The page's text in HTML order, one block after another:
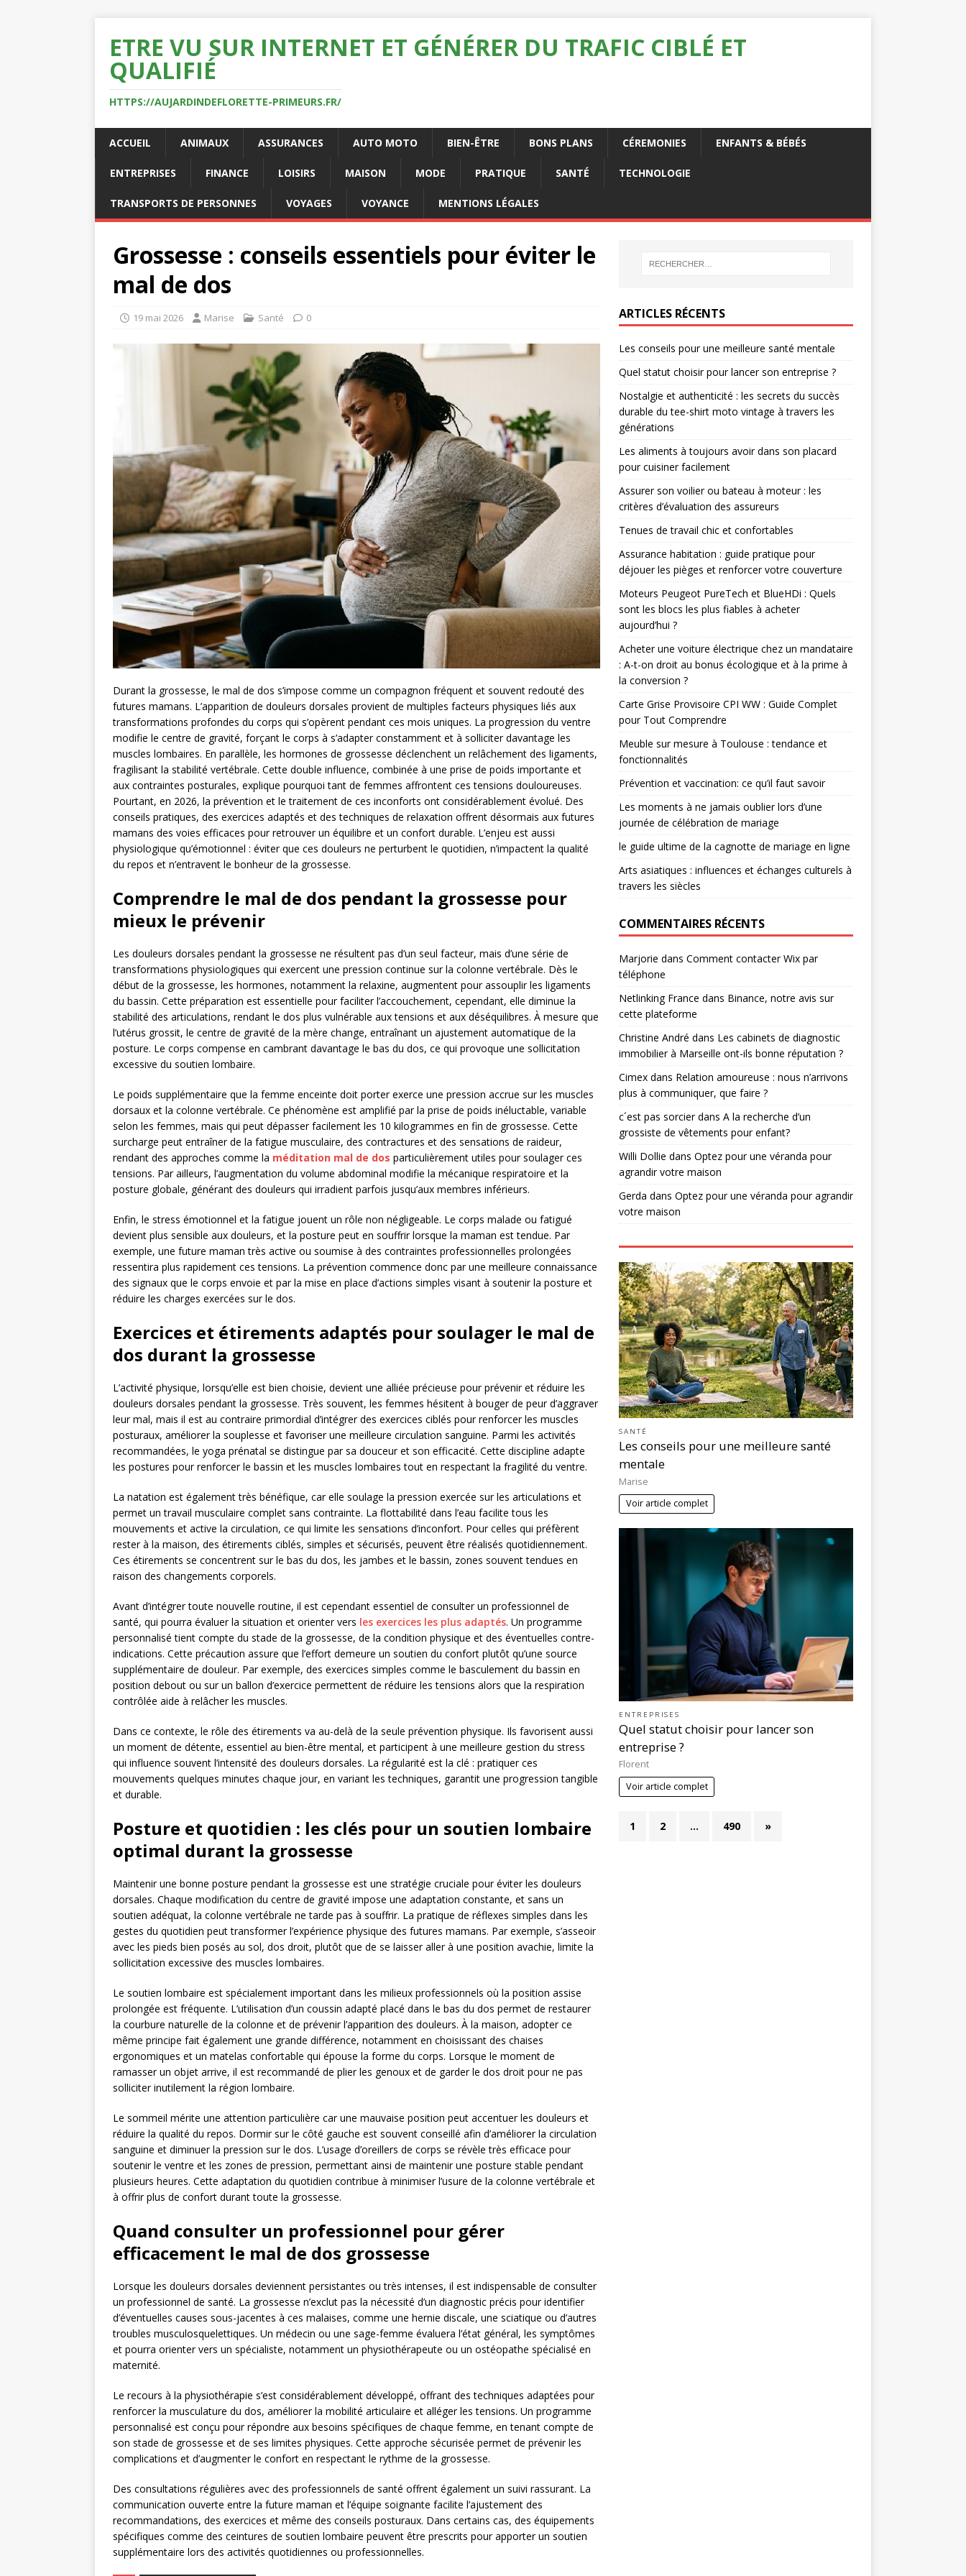
ETRE VU SUR INTERNET ET GÉNÉRER DU TRAFIC CIBLÉ ET
QUALIFIÉ
HTTPS://AUJARDINDEFLORETTE-PRIMEURS.FR/
ACCUEIL ANIMAUX ASSURANCES AUTO MOTO BIEN-ÊTRE BONS PLANS CÉREMONIES ENFANTS & BÉBÉS
ENTREPRISES FINANCE LOISIRS MAISON MODE PRATIQUE SANTÉ TECHNOLOGIE
TRANSPORTS DE PERSONNES VOYAGES VOYANCE MENTIONS LÉGALES
Grossesse : conseils essentiels pour éviter le
mal de dos
19 mai 2026 Marise Santé 0
Durant la grossesse, le mal de dos s’impose comme un compagnon fréquent et souvent redouté des
futures mamans. L’apparition de douleurs dorsales provient de multiples facteurs physiques liés aux
transformations profondes du corps qui s’opèrent pendant ces mois uniques. La progression du ventre
modifie le centre de gravité, forçant le corps à s’adapter constamment et à solliciter davantage les
muscles lombaires. En parallèle, les hormones de grossesse déclenchent un relâchement des ligaments,
fragilisant la stabilité vertébrale. Cette double influence, combinée à une prise de poids importante et
aux contraintes posturales, explique pourquoi tant de femmes affrontent ces tensions douloureuses.
Pourtant, en 2026, la prévention et le traitement de ces inconforts ont considérablement évolué. Des
conseils pratiques, des exercices adaptés et des techniques de relaxation offrent désormais aux futures
mamans des voies efficaces pour retrouver un équilibre et un confort durable. L’enjeu est aussi
physiologique qu’émotionnel : éviter que ces douleurs ne perturbent le quotidien, n’impactent la qualité
du repos et n’entravent le bonheur de la grossesse.
Comprendre le mal de dos pendant la grossesse pour
mieux le prévenir
Les douleurs dorsales pendant la grossesse ne résultent pas d’un seul facteur, mais d’une série de
transformations physiologiques qui exercent une pression continue sur la colonne vertébrale. Dès le
début de la grossesse, les hormones, notamment la relaxine, augmentent pour assouplir les ligaments
du bassin. Cette préparation est essentielle pour faciliter l’accouchement, cependant, elle diminue la
stabilité des articulations, rendant le dos plus vulnérable aux tensions et aux déséquilibres. À mesure que
l’utérus grossit, le centre de gravité de la mère change, entraînant un ajustement automatique de la
posture. Le corps compense en cambrant davantage le bas du dos, ce qui provoque une sollicitation
excessive du soutien lombaire.
Le poids supplémentaire que la femme enceinte doit porter exerce une pression accrue sur les muscles
dorsaux et la colonne vertébrale. Ce phénomène est amplifié par la prise de poids inéluctable, variable
selon les femmes, mais qui peut dépasser facilement les 10 kilogrammes en fin de grossesse. Cette
surcharge peut entraîner de la fatigue musculaire, des contractures et des sensations de raideur,
rendant des approches comme la méditation mal de dos particulièrement utiles pour soulager ces
tensions. Par ailleurs, l’augmentation du volume abdominal modifie la mécanique respiratoire et la
posture globale, générant des douleurs qui irradient parfois jusqu’aux membres inférieurs.
Enfin, le stress émotionnel et la fatigue jouent un rôle non négligeable. Le corps malade ou fatigué
devient plus sensible aux douleurs, et la posture peut en souffrir lorsque la maman est tendue. Par
exemple, une future maman très active ou soumise à des contraintes professionnelles prolongées
ressentira plus rapidement ces tensions. La prévention commence donc par une meilleure connaissance
des signaux que le corps envoie et par la mise en place d’actions simples visant à soutenir la posture et
réduire les charges exercées sur le dos.
Exercices et étirements adaptés pour soulager le mal de
dos durant la grossesse
L’activité physique, lorsqu’elle est bien choisie, devient une alliée précieuse pour prévenir et réduire les
douleurs dorsales pendant la grossesse. Très souvent, les femmes hésitent à bouger de peur d’aggraver
leur mal, mais il est au contraire primordial d’intégrer des exercices ciblés pour renforcer les muscles
posturaux, améliorer la souplesse et favoriser une meilleure circulation sanguine. Parmi les activités
recommandées, le yoga prénatal se distingue par sa douceur et son efficacité. Cette discipline adapte
les postures pour renforcer le bassin et les muscles lombaires tout en respectant la fragilité du ventre.
La natation est également très bénéfique, car elle soulage la pression exercée sur les articulations et
permet un travail musculaire complet sans contrainte. La flottabilité dans l’eau facilite tous les
mouvements et active la circulation, ce qui limite les sensations d’inconfort. Pour celles qui préfèrent
rester à la maison, des étirements ciblés, simples et sécurisés, peuvent être réalisés quotidiennement.
Ces étirements se concentrent sur le bas du dos, les jambes et le bassin, zones souvent tendues en
raison des changements corporels.
Avant d’intégrer toute nouvelle routine, il est cependant essentiel de consulter un professionnel de
santé, qui pourra évaluer la situation et orienter vers les exercices les plus adaptés. Un programme
personnalisé tient compte du stade de la grossesse, de la condition physique et des éventuelles contre-
indications. Cette précaution assure que l’effort demeure un soutien du confort plutôt qu’une source
supplémentaire de douleur. Par exemple, des exercices simples comme le basculement du bassin en
position debout ou sur un ballon d’exercice permettent de réduire les tensions alors que la respiration
contrôlée aide à relâcher les muscles.
Dans ce contexte, le rôle des étirements va au-delà de la seule prévention physique. Ils favorisent aussi
un moment de détente, essentiel au bien-être mental, et participent à une meilleure gestion du stress
qui influence souvent l’intensité des douleurs dorsales. La régularité est la clé : pratiquer ces
mouvements quelques minutes chaque jour, en variant les techniques, garantit une progression tangible
et durable.
Posture et quotidien : les clés pour un soutien lombaire
optimal durant la grossesse
Maintenir une bonne posture pendant la grossesse est une stratégie cruciale pour éviter les douleurs
dorsales. Chaque modification du centre de gravité impose une adaptation constante, et sans un
soutien adéquat, la colonne vertébrale ne tarde pas à souffrir. La pratique de réflexes simples dans les
gestes du quotidien peut transformer l’expérience physique des futures mamans. Par exemple, s’asseoir
avec les pieds bien posés au sol, dos droit, plutôt que de se laisser aller à une position avachie, limite la
sollicitation excessive des muscles lombaires.
Le soutien lombaire est spécialement important dans les milieux professionnels où la position assise
prolongée est fréquente. L’utilisation d’un coussin adapté placé dans le bas du dos permet de restaurer
la courbure naturelle de la colonne et de prévenir l’apparition des douleurs. À la maison, adopter ce
même principe fait également une grande différence, notamment en choisissant des chaises
ergonomiques et un matelas confortable qui épouse la forme du corps. Lorsque le moment de
ramasser un objet arrive, il est recommandé de plier les genoux et de garder le dos droit pour ne pas
solliciter inutilement la région lombaire.
Le sommeil mérite une attention particulière car une mauvaise position peut accentuer les douleurs et
réduire la qualité du repos. Dormir sur le côté gauche est souvent conseillé afin d’améliorer la circulation
sanguine et diminuer la pression sur le dos. L’usage d’oreillers de corps se révèle très efficace pour
soutenir le ventre et les zones de pression, permettant ainsi de maintenir une posture stable pendant
plusieurs heures. Cette adaptation du quotidien contribue à minimiser l’usure de la colonne vertébrale et
à offrir plus de confort durant toute la grossesse.
Quand consulter un professionnel pour gérer
efficacement le mal de dos grossesse
Lorsque les douleurs dorsales deviennent persistantes ou très intenses, il est indispensable de consulter
un professionnel de santé. La grossesse n’exclut pas la nécessité d’un diagnostic précis pour identifier
d’éventuelles causes sous-jacentes à ces malaises, comme une hernie discale, une sciatique ou d’autres
troubles musculosquelettiques. Un médecin ou une sage-femme évaluera l’état général, les symptômes
et pourra orienter vers un spécialiste, notamment un physiothérapeute ou un ostéopathe spécialisé en
maternité.
Le recours à la physiothérapie s’est considérablement développé, offrant des techniques adaptées pour
renforcer la musculature du dos, améliorer la mobilité articulaire et alléger les tensions. Un programme
personnalisé est conçu pour répondre aux besoins spécifiques de chaque femme, en tenant compte de
son stade de grossesse et de ses limites physiques. Cette approche sécurisée permet de prévenir les
complications et d’augmenter le confort en respectant le rythme de la grossesse.
Des consultations régulières avec des professionnels de santé offrent également un suivi rassurant. La
communication ouverte entre la future maman et l’équipe soignante facilite l’ajustement des
recommandations, des exercices et même des conseils posturaux. Dans certains cas, des équipements
spécifiques comme des ceintures de soutien lombaire peuvent être prescrits pour apporter un soutien
supplémentaire lors des activités quotidiennes ou professionnelles.
ARTICLES RÉCENTS
Les conseils pour une meilleure santé mentale
Quel statut choisir pour lancer son entreprise ?
Nostalgie et authenticité : les secrets du succès
durable du tee-shirt moto vintage à travers les
générations
Les aliments à toujours avoir dans son placard
pour cuisiner facilement
Assurer son voilier ou bateau à moteur : les
critères d’évaluation des assureurs
Tenues de travail chic et confortables
Assurance habitation : guide pratique pour
déjouer les pièges et renforcer votre couverture
Moteurs Peugeot PureTech et BlueHDi : Quels
sont les blocs les plus fiables à acheter
aujourd’hui ?
Acheter une voiture électrique chez un mandataire
: A-t-on droit au bonus écologique et à la prime à
la conversion ?
Carte Grise Provisoire CPI WW : Guide Complet
pour Tout Comprendre
Meuble sur mesure à Toulouse : tendance et
fonctionnalités
Prévention et vaccination: ce qu’il faut savoir
Les moments à ne jamais oublier lors d’une
journée de célébration de mariage
le guide ultime de la cagnotte de mariage en ligne
Arts asiatiques : influences et échanges culturels à
travers les siècles
COMMENTAIRES RÉCENTS
Marjorie dans Comment contacter Wix par
téléphone
Netlinking France dans Binance, notre avis sur
cette plateforme
Christine André dans Les cabinets de diagnostic
immobilier à Marseille ont-ils bonne réputation ?
Cimexdans Relation amoureuse : nous n’arrivons
plus à communiquer, que faire ?
c´est pas sorcierdans A la recherche d’un
grossiste de vêtements pour enfant?
Willi Dollie dans Optez pour une véranda pour
agrandir votre maison
Gerda dans Optez pour une véranda pour agrandir
votre maison
SANTÉ
Les conseils pour une meilleure santé
mentale
Marise
Voir article complet
ENTREPRISES
Quel statut choisir pour lancer son
entreprise ?
Florent
Voir article complet
1 2 … 490 »